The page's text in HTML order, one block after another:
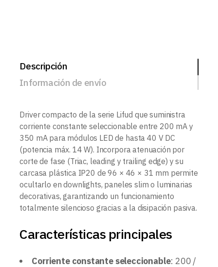
Descripción
Información de envío
Driver compacto de la serie Lifud que suministra
corriente constante seleccionable entre 200 mA y
350 mA para módulos LED de hasta 40 V DC
(potencia máx. 14 W). Incorpora atenuación por
corte de fase (Triac, leading y trailing edge) y su
carcasa plástica IP20 de 96 × 46 × 31 mm permite
ocultarlo en downlights, paneles slim o luminarias
decorativas, garantizando un funcionamiento
totalmente silencioso gracias a la disipación pasiva.
Características principales
Corriente constante seleccionable: 200 /